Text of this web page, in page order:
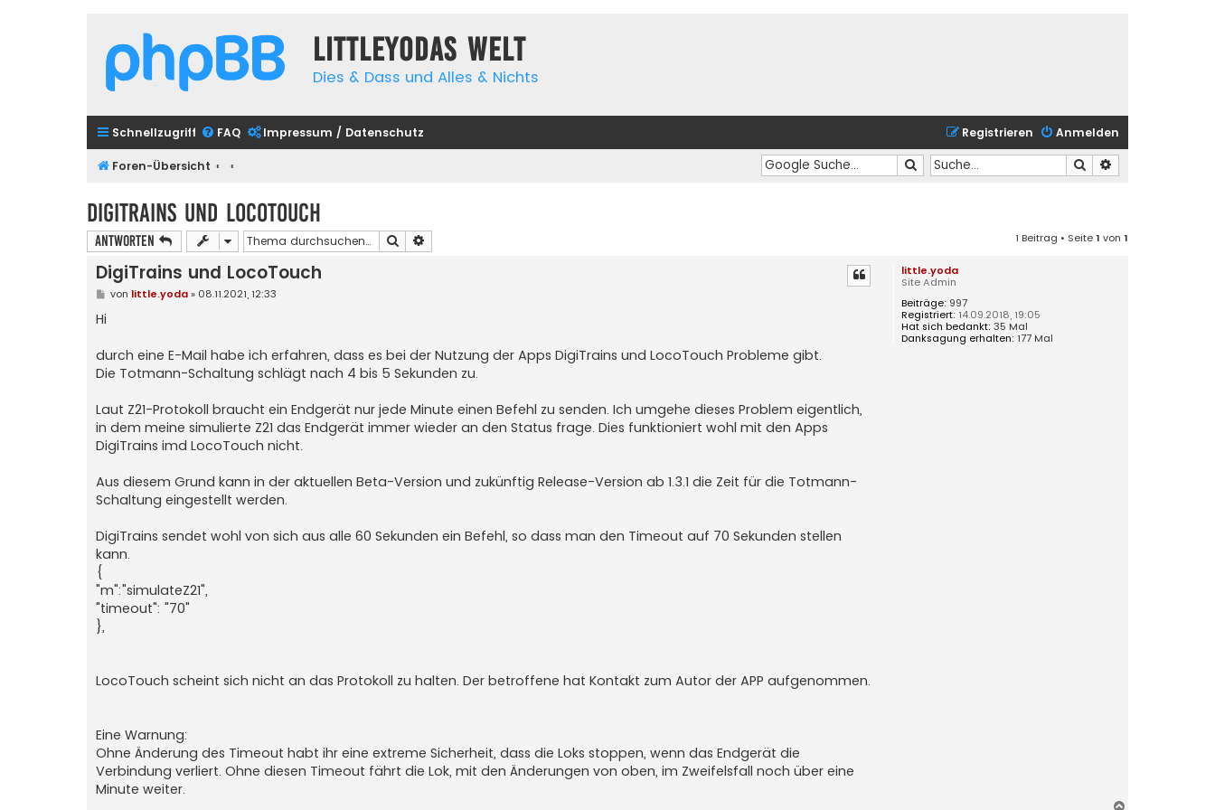
Littleyodas Welt
Dies & Dass und Alles & Nichts
Schnellzugriff FAQ Impressum / Datenschutz Anmelden
Registrieren
Foren-Übersicht Suche
Suche
DigiTrains und LocoTouch
Antworten Suche 1 Beitrag • Seite1 von 1
little.yoda
Site Admin
Beiträge: 997
Registriert: 14.09.2018, 19:05
Hat sich bedankt: 35 Mal
Danksagung erhalten: 177 Mal
DigiTrains und LocoTouch
B
a
g
von little.yoda» 08.11.2021, 12:33
Hi
durch eine E-Mail habe ich erfahren, dass es bei der Nutzung der Apps DigiTrains und LocoTouch Probleme gibt.
Die Totmann-Schaltung schlägt nach 4 bis 5 Sekunden zu.
Laut Z21-Protokoll braucht ein Endgerät nur jede Minute einen Befehl zu senden. Ich umgehe dieses Problem eigentlich,
in dem meine simulierte Z21 das Endgerät immer wieder an den Status frage. Dies funktioniert wohl mit den Apps
DigiTrains imd LocoTouch nicht.
Aus diesem Grund kann in der aktuellen Beta-Version und zukünftig Release-Version ab 1.3.1 die Zeit für die Totmann-
Schaltung eingestellt werden.
DigiTrains sendet wohl von sich aus alle 60 Sekunden ein Befehl, so dass man den Timeout auf 70 Sekunden stellen
kann.
{
"m":"simulateZ21",
"timeout": "70"
},
LocoTouch scheint sich nicht an das Protokoll zu halten. Der betroffene hat Kontakt zum Autor der APP aufgenommen.
Eine Warnung:
Ohne Änderung des Timeout habt ihr eine extreme Sicherheit, dass die Loks stoppen, wenn das Endgerät die
Verbindung verliert. Ohne diesen Timeout fährt die Lok, mit den Änderungen von oben, im Zweifelsfall noch über eine
Minute weiter.